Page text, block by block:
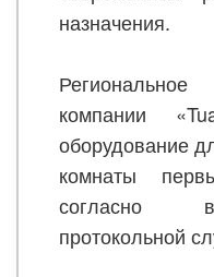
назначения.
компании
оборудование
комнаты
согласно
протокольной